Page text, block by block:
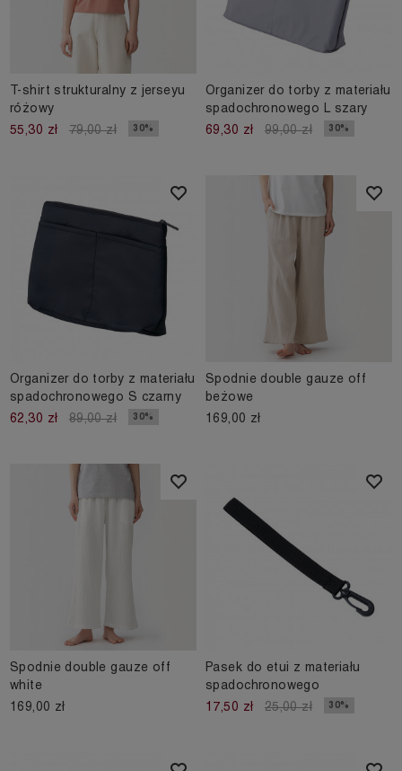
T-shirt strukturalny z jerseyu
różowy
55,30 zł
79,00 zł 30%
Organizer do torby z materiału
spadochronowego L szary
69,30 zł
99,00 zł 30%
Organizer do torby z materiału
spadochronowego S czarny
62,30 zł
89,00 zł 30%
Spodnie double gauze off
beżowe
169,00 zł
Spodnie double gauze off
white
169,00 zł
Pasek do etui z materiału
spadochronowego
17,50 zł
25,00 zł 30%